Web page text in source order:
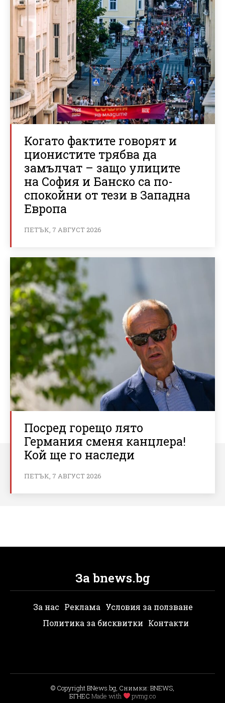
Когато фактите говорят и
ционистите трябва да
замълчат – защо улиците
на София и Банско са по-
спокойни от тези в Западна
Европа
ПЕТЪК, 7 АВГУСТ 2026
Посред горещо лято
Германия сменя канцлера!
Кой ще го наследи
ПЕТЪК, 7 АВГУСТ 2026
За bnews.bg
За нас Реклама Условия за ползване
Политика за бисквитки Контакти
© Copyright BNews.bg, Снимки: BNEWS,
БГНЕС Мade with pvmg.co